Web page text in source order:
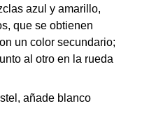
azul y amarillo,
que se obtienen
un color secundario;
al otro en la rueda
añade blanco